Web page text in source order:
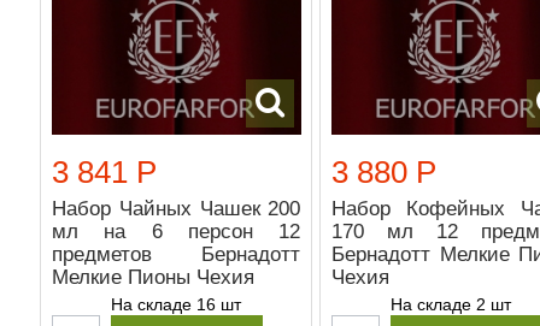
3 841 Р
Набор Чайных Чашек 200
мл на 6 персон 12
предметов Бернадотт
Мелкие Пионы Чехия
На складе 16 шт
3 880 Р
Набор Кофейных
170 мл 12
Бернадотт Мелкие
Чехия
На складе 2 шт